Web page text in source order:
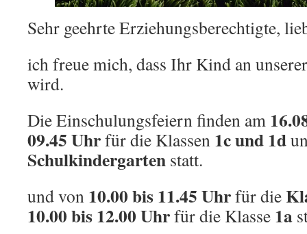
Sehr geehrte Erziehungsberechtigte,
ich freue mich, dass Ihr Kind an
wird.
Die Einschulungsfeiern finden am
09.45 Uhrfür die Klassen 1c und 1d
Schulkindergarten statt.
und von 10.00 bis 11.45 Uhrfür die
10.00 bis 12.00 Uhrfür die Klasse 1a